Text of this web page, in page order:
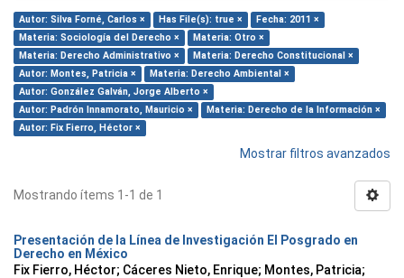
Autor: Silva Forné, Carlos × Has File(s): true ×
Fecha: 2011 ×
Materia: Sociología del Derecho ×
Materia: Otro ×
Materia: Derecho Administrativo ×
Materia: Derecho Constitucional ×
Autor: Montes, Patricia ×
Materia: Derecho Ambiental ×
Autor: González Galván, Jorge Alberto ×
Autor: Padrón Innamorato, Mauricio ×
Materia: Derecho de la Información ×
Autor: Fix Fierro, Héctor ×
Mostrar filtros avanzados
Mostrando ítems 1-1 de 1
Presentación de la Línea de Investigación El Posgrado en
Derecho en México
Fix Fierro, Héctor; Cáceres Nieto, Enrique; Montes, Patricia;